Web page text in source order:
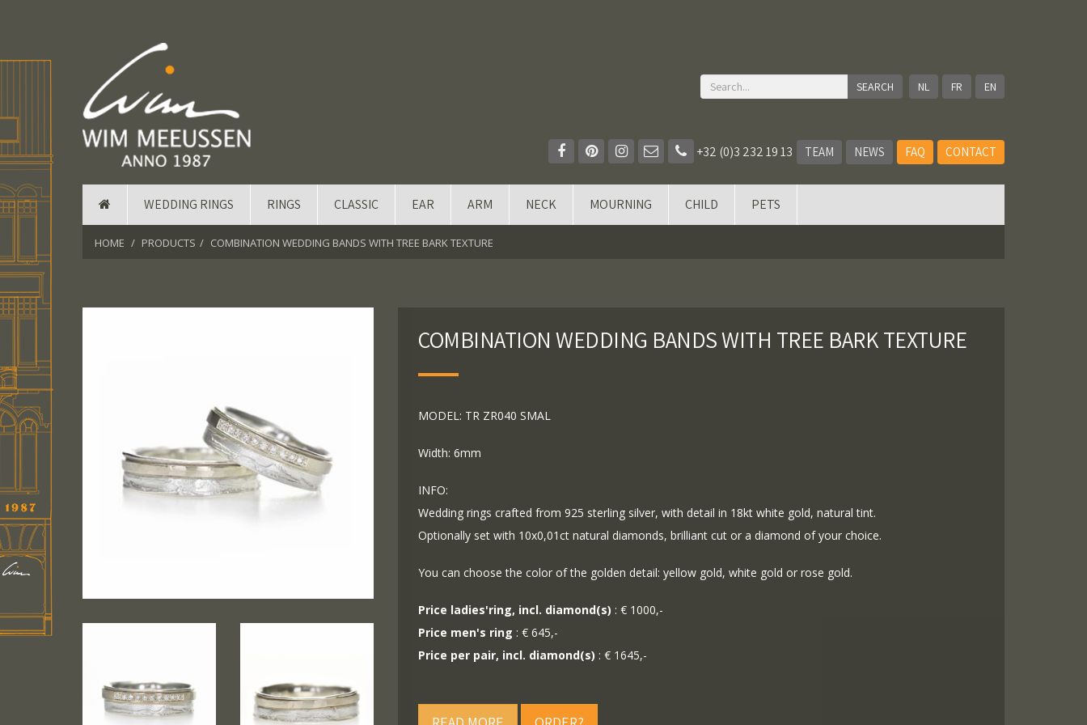
NL FR EN
+32 (0)3 232 19 13 TEAM NEWS FAQ CONTACT
WEDDING RINGS RINGS CLASSIC EAR ARM NECK MOURNING CHILD PETS
HOME PRODUCTS COMBINATION WEDDING BANDS WITH TREE BARK TEXTURE
COMBINATION WEDDING BANDS WITH TREE BARK TEXTURE
MODEL: TR ZR040 SMAL
Width: 6mm
INFO:
Wedding rings crafted from 925 sterling silver, with detail in 18kt white gold, natural tint.
Optionally set with 10x0,01ct natural diamonds, brilliant cut or a diamond of your choice.
You can choose the color of the golden detail: yellow gold, white gold or rose gold.
Price ladies'ring, incl. diamond(s) : € 1000,-
Price men's ring : € 645,-
Price per pair, incl. diamond(s) : € 1645,-